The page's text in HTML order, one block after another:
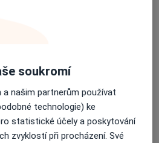
mapu
se otevře v nové záložce
kalendář není aktivní
soukromí
našim partnerům používat
technologie) ke
statistické účely a poskytování
zvyklostí při procházení. Své